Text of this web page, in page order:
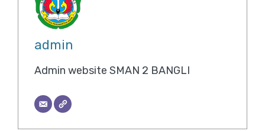
admin
Admin website SMAN 2 BANGLI